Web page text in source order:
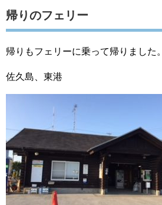
帰りのフェリー
帰りもフェリーに乗って帰りました。
佐久島、東港